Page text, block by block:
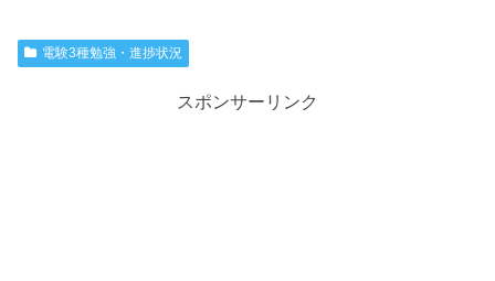
電験3種勉強・進捗状況
スポンサーリンク